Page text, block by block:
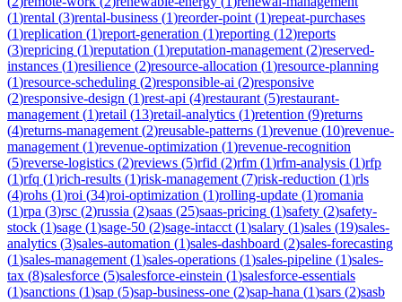
(1)rental (3)rental-business (1)reorder-point (1)repeat-purchases
(1)replication (1)report-generation (1)reporting (12)reports
(3)repricing (1)reputation (1)reputation-management (2)reserved-
instances (1)resilience (2)resource-allocation (1)resource-planning
(1)resource-scheduling (2)responsible-ai (2)responsive
(2)responsive-design (1)rest-api (4)restaurant (5)restaurant-
management (1)retail (13)retail-analytics (1)retention (9)returns
(4)returns-management (2)reusable-patterns (1)revenue (10)revenue-
management (1)revenue-optimization (1)revenue-recognition
(5)reverse-logistics (2)reviews (5)rfid (2)rfm (1)rfm-analysis (1)rfp
(1)rfq (1)rich-results (1)risk-management (7)risk-reduction (1)rls
(4)rohs (1)roi (34)roi-optimization (1)rolling-update (1)romania
(1)rpa (3)rsc (2)russia (2)saas (25)saas-pricing (1)safety (2)safety-
stock (1)sage (1)sage-50 (2)sage-intacct (1)salary (1)sales (19)sales-
analytics (3)sales-automation (1)sales-dashboard (2)sales-forecasting
(1)sales-management (1)sales-operations (1)sales-pipeline (1)sales-
tax (8)salesforce (5)salesforce-einstein (1)salesforce-essentials
(1)sanctions (1)sap (5)sap-business-one (2)sap-hana (1)sars (2)sasb